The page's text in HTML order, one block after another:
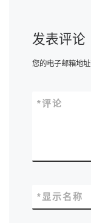
发表评论
您的电子邮箱地址
评论
*
显示名称
*